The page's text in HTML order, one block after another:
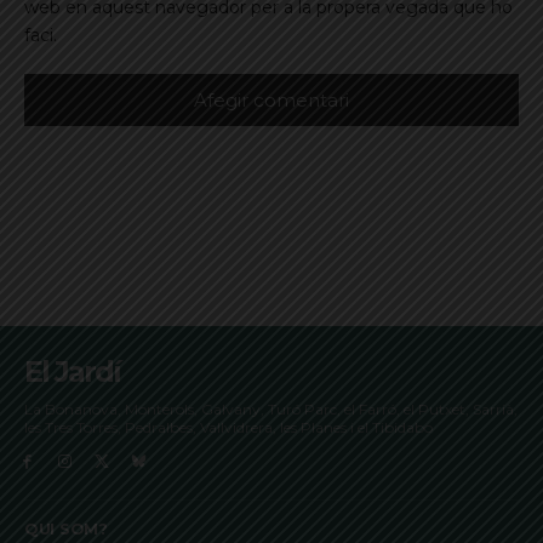
web en aquest navegador per a la propera vegada que ho
faci.
El Jardí
La Bonanova, Monterols, Galvany, Turó Parc, el Farró, el Putxet, Sarrià,
les Tres Torres, Pedralbes, Vallvidrera, les Planes i el Tibidabo
QUI SOM?